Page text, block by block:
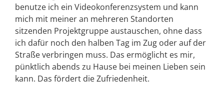
benutze ich ein Videokonferenzsystem und kann
mich mit meiner an mehreren Standorten
sitzenden Projektgruppe austauschen, ohne dass
ich dafür noch den halben Tag im Zug oder auf der
Straße verbringen muss. Das ermöglicht es mir,
pünktlich abends zu Hause bei meinen Lieben sein
kann. Das fördert die Zufriedenheit.